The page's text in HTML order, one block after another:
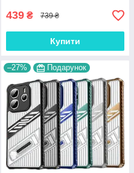
439 ₴ 739 ₴
Купити
–27% Подарунок